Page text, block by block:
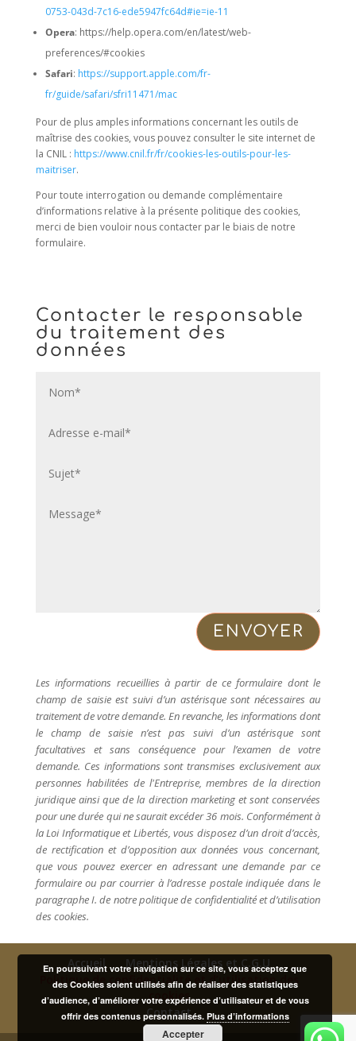
0753-043d-7c16-ede5947fc64d#ie=ie-11
Opera: https://help.opera.com/en/latest/web-
preferences/#cookies
Safari: https://support.apple.com/fr-
fr/guide/safari/sfri11471/mac
Pour de plus amples informations concernant les outils de
maîtrise des cookies, vous pouvez consulter le site internet de
la CNIL : https://www.cnil.fr/fr/cookies-les-outils-pour-les-
maitriser.
Pour toute interrogation ou demande complémentaire
d’informations relative à la présente politique des cookies,
merci de bien vouloir nous contacter par le biais de notre
formulaire.
Contacter le responsable
du traitement des
données
ENVOYER
Les informations recueillies à partir de ce formulaire dont le
champ de saisie est suivi d’un astérisque sont nécessaires au
traitement de votre demande. En revanche, les informations dont
le champ de saisie n’est pas suivi d’un astérisque sont
facultatives et sans conséquence pour l’examen de votre
demande. Ces informations sont transmises exclusivement aux
personnes habilitées de l'Entreprise, membres de la direction
juridique ainsi que de la direction marketing et sont conservées
pour une durée qui ne saurait excéder 36 mois. Conformément à
la Loi Informatique et Libertés, vous disposez d’un droit d’accès,
de rectification et d’opposition aux données vous concernant,
que vous pouvez exercer en adressant une demande par ce
formulaire ou par courrier à l’adresse postale indiquée dans le
paragraphe I. de notre politique de confidentialité et d’utilisation
des cookies.
Accueil
Mentions Légales et C.G.U
Politique de confidentialité et d’utilisation des
cookies
Contact
En poursuivant votre navigation sur ce site, vous acceptez que
des Cookies soient utilisés afin de réaliser des statistiques
d’audience, d’améliorer votre expérience d’utilisateur et de vous
offrir des contenus personnalisés. Plus d’informations
Accepter